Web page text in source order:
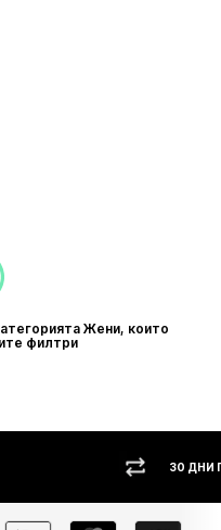
Жени, които
филтри
30 ДНИ ПРАВО НА